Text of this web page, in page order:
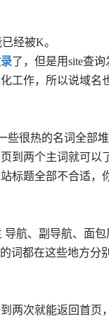
经被K。
了，但是用site查
工作，所以说域名
些很热的名词全部
到两个主词就可以
标题全部不合适，
航、副导航、面
词都在这些地方分
两次就能返回首页